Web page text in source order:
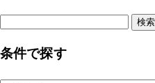
条件で探す